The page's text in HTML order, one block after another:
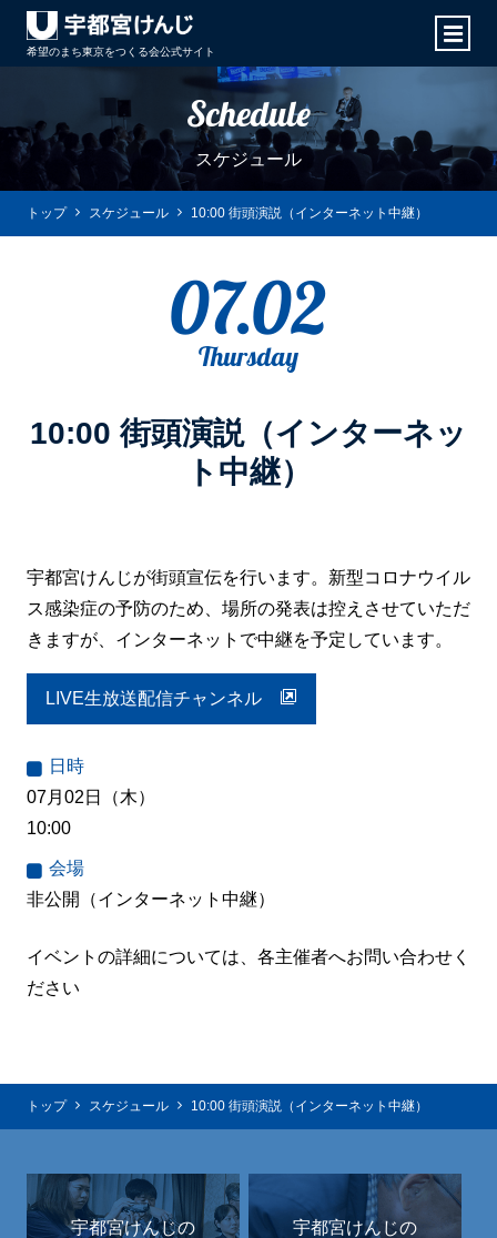
希望のまち東京をつくる会公式サイト
Schedule
スケジュール
トップ スケジュール 10:00 街頭演説（インターネット中継）
07.02
Thursday
10:00 街頭演説（インターネッ
ト中継）
宇都宮けんじが街頭宣伝を行います。新型コロナウイル
ス感染症の予防のため、場所の発表は控えさせていただ
きますが、インターネットで中継を予定しています。
LIVE生放送配信チャンネル
日時
07月02日（木）
10:00
会場
非公開（インターネット中継）
イベントの詳細については、各主催者へお問い合わせく
ださい
トップ スケジュール 10:00 街頭演説（インターネット中継）
宇都宮けんじの 宇都宮けんじの